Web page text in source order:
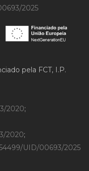
2025
pela FCT, I.P.
2020;
2020;
UID/00693/2025